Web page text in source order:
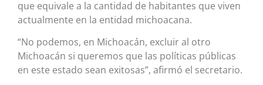
que equivale a la cantidad de habitantes que viven
actualmente en la entidad michoacana.
“No podemos, en Michoacán, excluir al otro
Michoacán si queremos que las políticas públicas
en este estado sean exitosas”, afirmó el secretario.